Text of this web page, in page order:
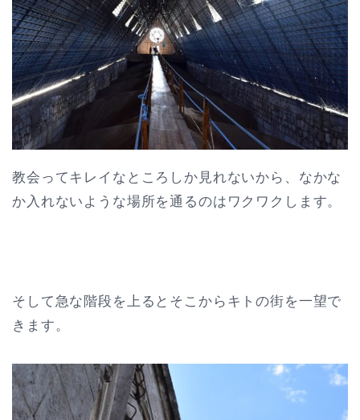
教会ってキレイなところしか見れないから、なかな
か入れないような場所を通るのはワクワクします。
そして急な階段を上るとそこからキトの街を一望で
きます。